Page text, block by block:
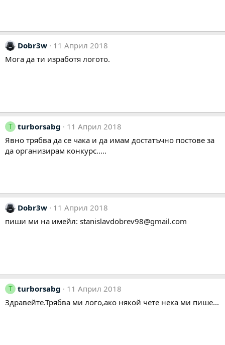
Dobr3w
11 Април 2018
Мога да ти изработя логото.
T turborsabg
11 Април 2018
Явно трябва да се чака и да имам достатъчно постове за
да организирам конкурс.....
Dobr3w
11 Април 2018
пиши ми на имейл: stanislavdobrev98@gmail.com
T turborsabg
11 Април 2018
Здравейте.Трябва ми лого,ако някой чете нека ми пише...